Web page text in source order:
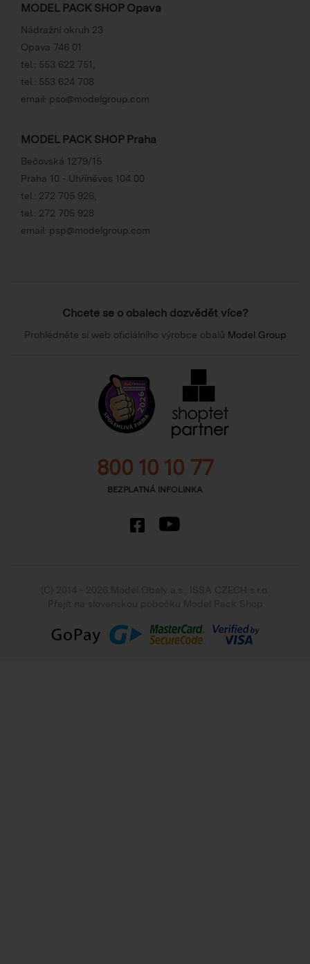
MODEL PACK SHOP Opava
Nádražní okruh 23
Opava 746 01
tel.: 553 622 751
tel.: 553 624 708
email: pso@modelgroup.com
MODEL PACK SHOP Praha
Bečovská 1279/15
Praha 10 - Uhříněves 104 00
tel.: 272 705 926
tel.: 272 705 928
email: psp@modelgroup.com
Chcete se o obalech dozvědět více?
Prohlédněte si web oficiálního výrobce obalů Model Group
800 10 10 77
BEZPLATNÁ INFOLINKA